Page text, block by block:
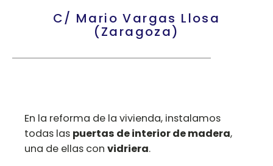
C/ Mario Vargas Llosa
(Zaragoza)
En la reforma de la vivienda, instalamos
todas las puertas de interior de madera,
una de ellas con vidriera.